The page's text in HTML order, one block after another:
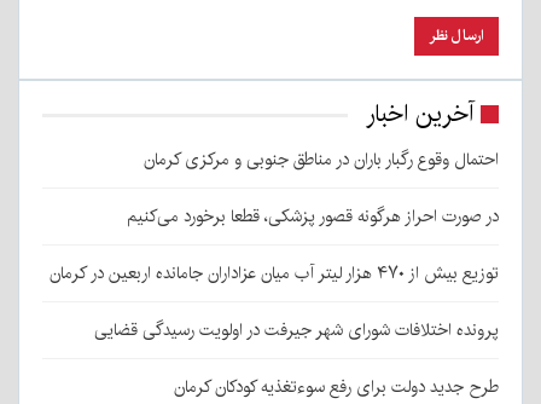
آخرین اخبار
احتمال وقوع رگبار باران در مناطق جنوبی و مرکزی کرمان
در صورت احراز هرگونه قصور پزشکی، قطعا برخورد می‌کنیم
توزیع بیش از ۴۷۰ هزار لیتر آب میان عزاداران جامانده اربعین در کرمان
پرونده اختلافات شورای شهر جیرفت در اولویت رسیدگی قضایی
طرح جدید دولت برای رفع سوءتغذیه کودکان کرمان